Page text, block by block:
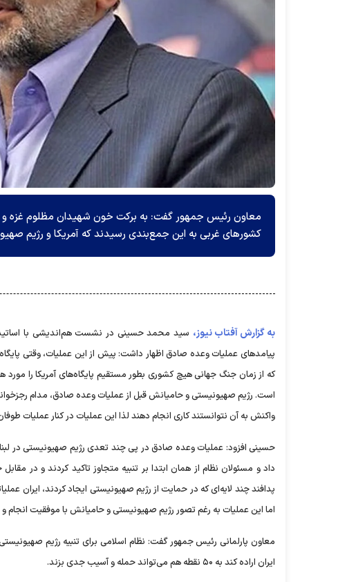
معاون رئیس جمهور گفت: به برکت خون شهیدان مظلوم غزه و
کشور‌های غربی به این جمع‌بندی رسیدند که آمریکا و رژیم
به گزارش آفتاب نیوز، سید محمد حسینی در نشست هم‌اندیشی با اساتید
پیامد‌های عملیات وعده صادق اظهار داشت: پیش از این عملیات، وقتی
که از زمان جنگ جهانی هیچ کشوری بطور مستقیم پایگاه‌های آمریکا را
است. رژیم صهیونیستی و حامیانش قبل از عملیات وعده صادق، مدام
واکنش به آن نتوانستند کاری انجام دهند لذا این عملیات در کنار عملیات
حسینی افزود: عملیات وعده صادق در پی چند تعدی رژیم صهیونیستی در
داد و مسئولان نظام از همان ابتدا بر تنبیه متجاوز تاکید کردند و در
پدافند چند لایه‌ای که در حمایت از رژیم صهیونیستی ایجاد کردند، ایران
اما این عملیات به رغم تصور رژیم صهیونیستی و حامیانش با موفقیت انجام
معاون پارلمانی رئیس جمهور گفت: نظام اسلامی برای تنبیه رژیم
ایران اراده کند به ۵۰ نقطه هم می‌تواند حمله و آسیب جدی بزند.